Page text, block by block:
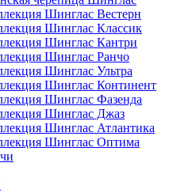
Шинглас Вестерн
Шинглас Классик
Шинглас Кантри
Шинглас Ранчо
Шинглас Ультра
Шинглас Континент
Шинглас Фазенда
Шинглас Джаз
Шинглас Атлантика
Шинглас Оптима